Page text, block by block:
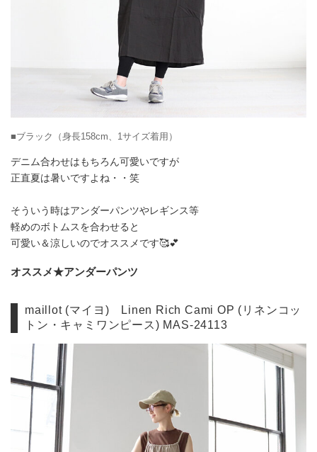
■ブラック（身長158cm、1サイズ着用）
デニム合わせはもちろん可愛いですが
正直夏は暑いですよね・・笑
そういう時はアンダーパンツやレギンス等
軽めのボトムスを合わせると
可愛い＆涼しいのでオススメです🥰💕
オススメ★アンダーパンツ
maillot (マイヨ) Linen Rich Cami OP (リネンコッ
トン・キャミワンピース) MAS-24113